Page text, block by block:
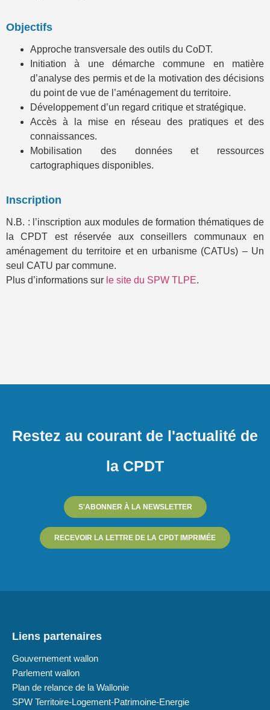
Objectifs
Approche transversale des outils du CoDT.
Initiation à une démarche commune en matière
d’analyse des permis et de la motivation des décisions
du point de vue de l’aménagement du territoire.
Développement d’un regard critique et stratégique.
Accès à la mise en réseau des pratiques et des
connaissances.
Mobilisation des données et ressources
cartographiques disponibles.
Inscription
N.B. : l’inscription aux modules de formation thématiques de
la CPDT est réservée aux conseillers communaux en
aménagement du territoire et en urbanisme (CATUs) – Un
seul CATU par commune.
Plus d’informations sur le site du SPW TLPE.
Restez au courant de l'actualité de
la CPDT
S'ABONNER À LA NEWSLETTER
RECEVOIR LA LETTRE DE LA CPDT IMPRIMÉE
Liens partenaires
Gouvernement wallon
Parlement wallon
Plan de relance de la Wallonie
SPW Territoire-Logement-Patrimoine-Energie